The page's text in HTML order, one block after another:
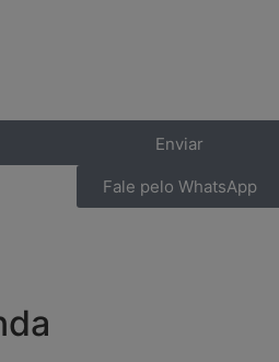
Enviar
Fale pelo WhatsApp